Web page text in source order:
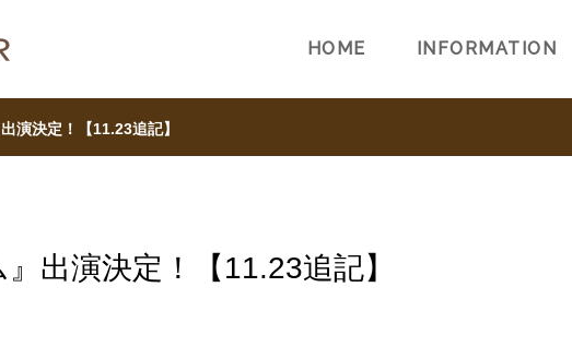
HOME INFORMATION
演決定！【11.23追記】
出演決定！【11.23追記】